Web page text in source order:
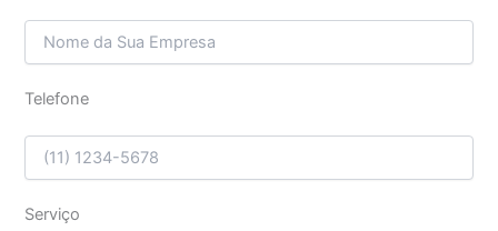
Telefone
Serviço